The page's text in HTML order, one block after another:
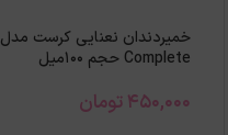
خمیردندان نعنایی کرست مدل
Complete حجم 100میل
450,000تومان